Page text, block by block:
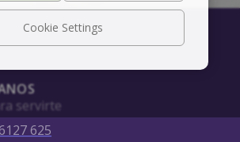
servirte
625
Cookie Settings